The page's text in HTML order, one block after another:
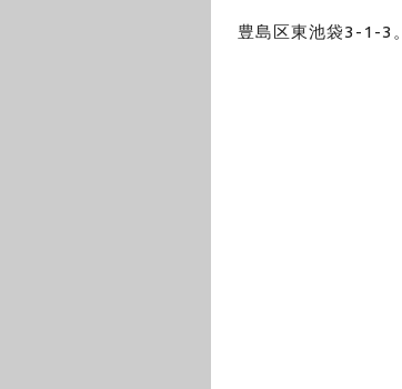
豊島区東池袋3-1-3。